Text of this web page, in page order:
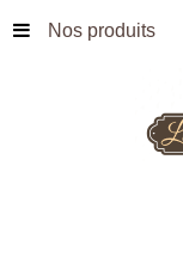
Nos produits